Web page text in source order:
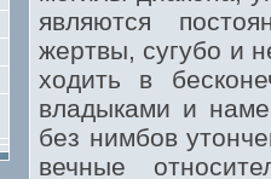
являются
жертвы, сугубо и
ходить в
владыками и
без нимбов
вечные